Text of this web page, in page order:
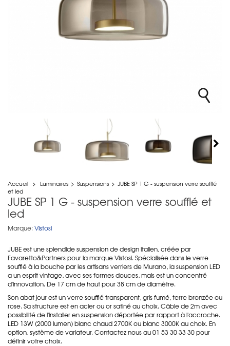
Accueil > Luminaires > Suspensions > JUBE SP 1 G - suspension verre soufflé
et led
JUBE SP 1 G - suspension verre soufflé et
led
Marque: Vistosi
JUBE est une splendide suspension de design italien, créée par
Favaretto&Partners pour la marque Vistosi. Spécialisée dans le verre
soufflé à la bouche par les artisans verriers de Murano, la suspension LED
a un esprit vintage, avec ses formes douces, mais est un concentré
d'innovation. De 17 cm de haut pour 38 cm de diamètre.
Son abat jour est un verre soufflé transparent, gris fumé, terre bronzée ou
rose. Sa structure est en acier ou or satiné au choix. Câble de 2m avec
possibilité de l'installer en suspension déportée par rapport à l'accroche.
LED 13W (2000 lumen) blanc chaud 2700K ou blanc 3000K au choix. En
option, système de variateur. Contactez nous au 01 53 30 33 30 pour
définir votre choix.